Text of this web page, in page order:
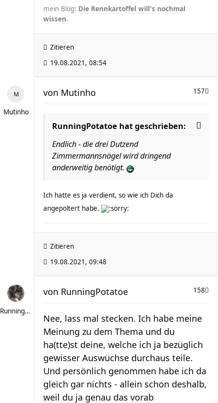
mein Blog: Die Rennkartoffel will's nochmal
wissen.
Zitieren
19.08.2021, 08:54
Mutinho
157
von Mutinho
RunningPotatoe hat geschrieben:
Endlich - die drei Dutzend
Zimmermannsnägel wird dringend
anderweitig benötigt.
Ich hatte es ja verdient, so wie ich Dich da
angepoltert habe.
Zitieren
19.08.2021, 09:48
RunningPotatoe
158
von RunningPotatoe
Nee, lass mal stecken. Ich habe meine
Meinung zu dem Thema und du
ha(tte)st deine, welche ich ja bezüglich
gewisser Auswüchse durchaus teile.
Und persönlich genommen habe ich da
gleich gar nichts - allein schon deshalb,
weil du ja genau das vorab